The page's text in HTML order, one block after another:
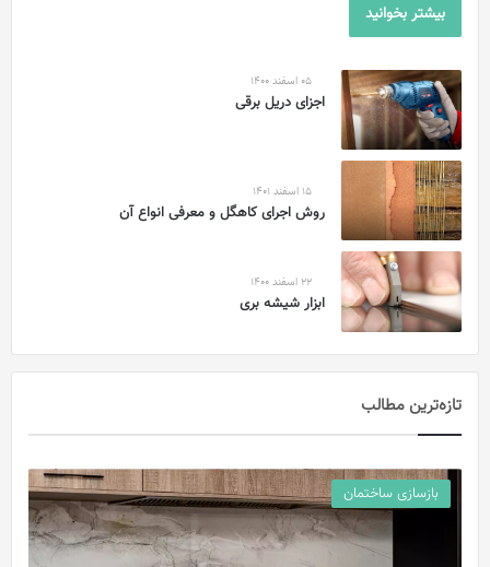
بیشتر بخوانید
05 اسفند 1400
اجزای دریل برقی
15 اسفند 1401
روش اجرای کاهگل و معرفی انواع آن
22 اسفند 1400
ابزار شیشه بری
تازه‌ترین مطالب
بازسازی ساختمان